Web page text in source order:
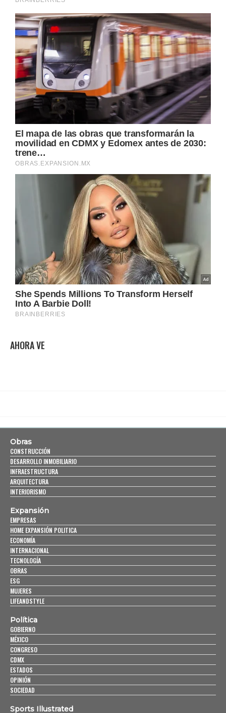
AHORA VE
Obras
CONSTRUCCIÓN
DESARROLLO INMOBILIARIO
INFRAESTRUCTURA
ARQUITECTURA
INTERIORISMO
Expansión
EMPRESAS
HOME EXPANSIÓN POLITICA
ECONOMÍA
INTERNACIONAL
TECNOLOGÍA
OBRAS
ESG
MUJERES
LIFEANDSTYLE
Política
GOBIERNO
MÉXICO
CONGRESO
CDMX
ESTADOS
OPINIÓN
SOCIEDAD
Sports Illustrated